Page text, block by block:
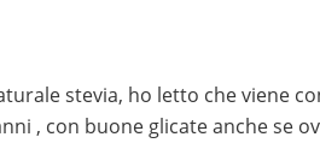
stevia, ho letto che viene
, con buone glicate anche se